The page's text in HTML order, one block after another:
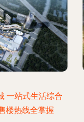
一站式生活综合
楼热线全掌握